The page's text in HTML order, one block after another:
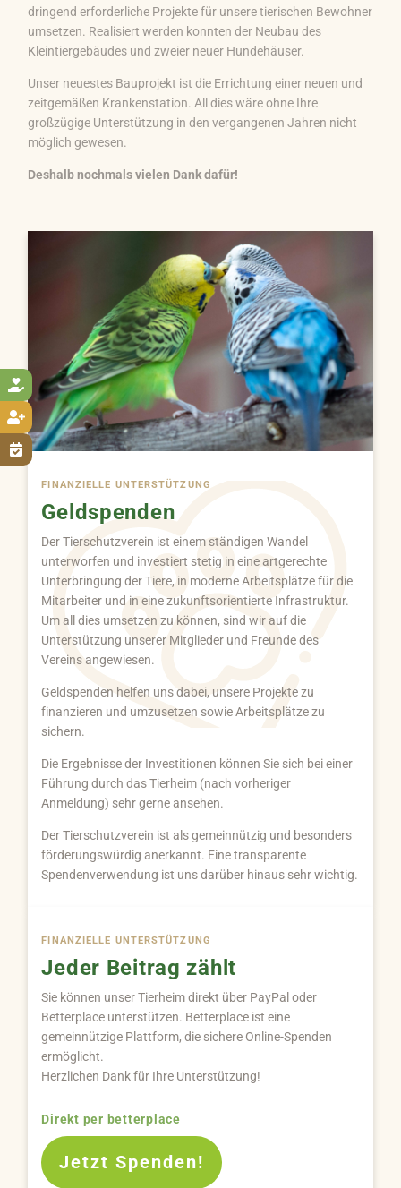



dringend erforderliche Projekte für unsere tierischen Bewohner
umsetzen. Realisiert werden konnten der Neubau des
Kleintiergebäudes und zweier neuer Hundehäuser.
Unser neuestes Bauprojekt ist die Errichtung einer neuen und
zeitgemäßen Krankenstation. All dies wäre ohne Ihre
großzügige Unterstützung in den vergangenen Jahren nicht
möglich gewesen.
Deshalb nochmals vielen Dank dafür!
FINANZIELLE UNTERSTÜTZUNG
Geldspenden
Der Tierschutzverein ist einem ständigen Wandel
unterworfen und investiert stetig in eine artgerechte
Unterbringung der Tiere, in moderne Arbeitsplätze für die
Mitarbeiter und in eine zukunftsorientierte Infrastruktur.
Um all dies umsetzen zu können, sind wir auf die
Unterstützung unserer Mitglieder und Freunde des
Vereins angewiesen.
Geldspenden helfen uns dabei, unsere Projekte zu
finanzieren und umzusetzen sowie Arbeitsplätze zu
sichern.
Die Ergebnisse der Investitionen können Sie sich bei einer
Führung durch das Tierheim (nach vorheriger
Anmeldung) sehr gerne ansehen.
Der Tierschutzverein ist als gemeinnützig und besonders
förderungswürdig anerkannt. Eine transparente
Spendenverwendung ist uns darüber hinaus sehr wichtig.
FINANZIELLE UNTERSTÜTZUNG
Jeder Beitrag zählt
Sie können unser Tierheim direkt über PayPal oder
Betterplace unterstützen. Betterplace ist eine
gemeinnützige Plattform, die sichere Online-Spenden
ermöglicht.
Herzlichen Dank für Ihre Unterstützung!
Direkt per betterplace
Jetzt Spenden!